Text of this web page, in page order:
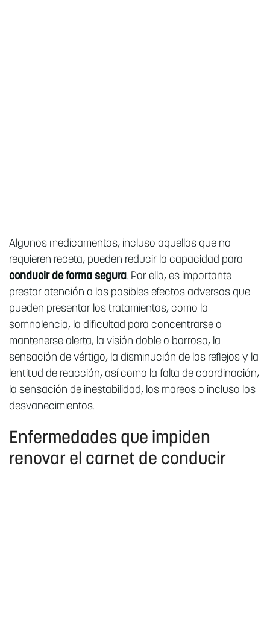
Algunos medicamentos, incluso aquellos que no
requieren receta, pueden reducir la capacidad para
conducir de forma segura. Por ello, es importante
prestar atención a los posibles efectos adversos que
pueden presentar los tratamientos, como la
somnolencia, la dificultad para concentrarse o
mantenerse alerta, la visión doble o borrosa, la
sensación de vértigo, la disminución de los reflejos y la
lentitud de reacción, así como la falta de coordinación,
la sensación de inestabilidad, los mareos o incluso los
desvanecimientos.
Enfermedades que impiden
renovar el carnet de conducir